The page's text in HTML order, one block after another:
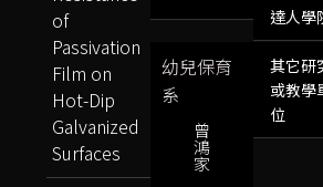
達人學
其它研
或教學
位
幼兒保育
系
曾
鴻
家
of
Passivation
Film on
Hot-Dip
Galvanized
Surfaces